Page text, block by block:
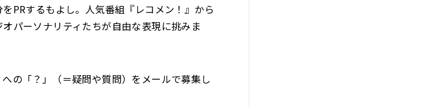
PRするもよし。人気番組『レコメン！』から
パーソナリティたちが自由な表現に挑みま
の「？」（＝疑問や質問）をメールで募集し